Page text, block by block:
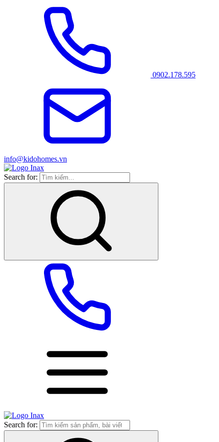
0902.178.595
info@kidohomes.vn
Search for:
Search for: